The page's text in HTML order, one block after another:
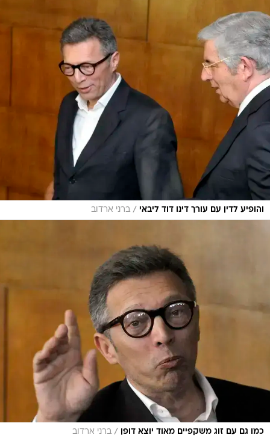
והופיע לדין עם עורך דינו דוד ליבאי / ברני ארדוב
כמו גם עם זוג משקפיים מאוד יוצא דופן / ברני ארדוב